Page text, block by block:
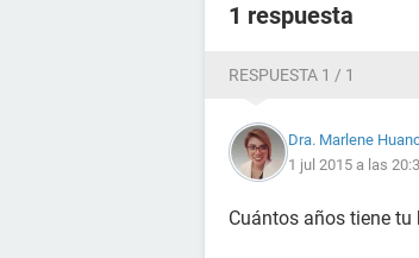
1 respuesta
RESPUESTA 1 / 1
Dra. Marlene
1 jul 2015 a las
Cuántos años tiene tu